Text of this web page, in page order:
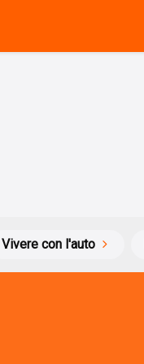
Vivere con l'auto